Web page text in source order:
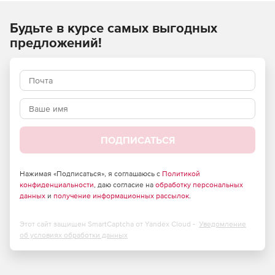
Можно улучшить или полностью заменить небо для
создания идеальных живописных снимков.
Маска для плавного удаления объектов с
изображений.
Возможность удалить порывы ветра и получить
четкий, чистый звук, не отвлекающий внимание.
Уменьшение нежелательного фонового шума для
вокальных треков.
Легко создавать заголовки с помощью уникальных
Возможность создавать всевозможные формы с
Будьте в курсе самых выгодных
предложений!
ПОДПИСАТЬСЯ
Нажимая «Подписаться», я соглашаюсь с Политикой
конфиденциальности, даю согласие на обработку персональных
данных и получение информационных рассылок.
Этот сайт защищен SmartCaptcha от Yandex Cloud - Уведомление
об условиях обработки данных